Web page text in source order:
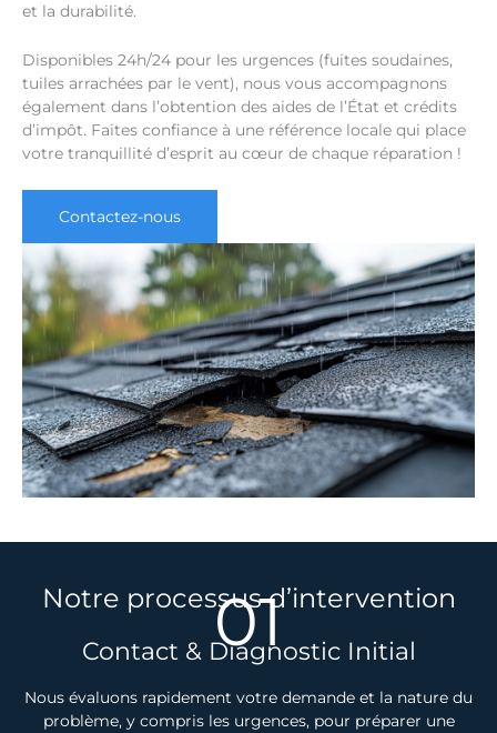
et la durabilité.
Disponibles 24h/24 pour les urgences (fuites soudaines,
tuiles arrachées par le vent), nous vous accompagnons
également dans l’obtention des aides de l’État et crédits
d’impôt. Faites confiance à une référence locale qui place
votre tranquillité d’esprit au cœur de chaque réparation !
Contactez-nous
Notre processus d’intervention
01
Contact & Diagnostic Initial
Nous évaluons rapidement votre demande et la nature du
problème, y compris les urgences, pour préparer une